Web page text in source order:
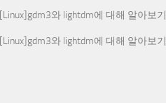
[Linux]gdm3와 lightdm에 대해 알아보기
[Linux]gdm3와 lightdm에 대해 알아보기